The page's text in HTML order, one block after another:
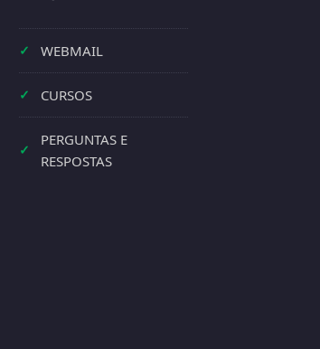
✓ WEBMAIL
✓ CURSOS
✓
PERGUNTAS E
RESPOSTAS